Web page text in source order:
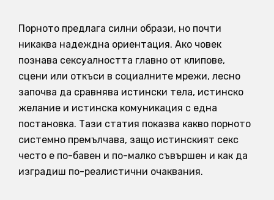
Порното предлага силни образи, но почти
никаква надеждна ориентация. Ако човек
познава сексуалността главно от клипове,
сцени или откъси в социалните мрежи, лесно
започва да сравнява истински тела, истинско
желание и истинска комуникация с една
постановка. Тази статия показва какво порното
системно премълчава, защо истинският секс
често е по-бавен и по-малко съвършен и как да
изградиш по-реалистични очаквания.